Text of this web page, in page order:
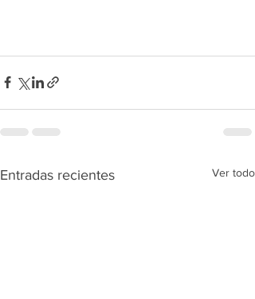
Entradas recientes Ver todo